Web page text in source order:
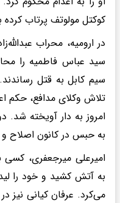
کوکتل مولوتف پرتاب
در ارومیه، محراب
سیم کابل به قتل
تلاش وکلای مدافع، حکم
امروز به دار آویخته شد.
به حبس در کانون اصلاح
امیرعلی میرجعفری،
به آتش کشید و خود را
می‌کرد. عرفان کیانی نیز